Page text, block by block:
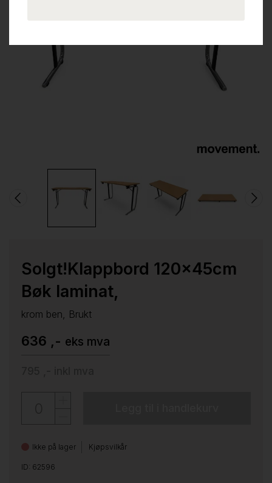
Solgt!Klappbord 120x45cm
Bøk laminat,
krom ben, Brukt
636 ,- eks mva
Ikke på lager Kjøpsvilkår
ID: 62596